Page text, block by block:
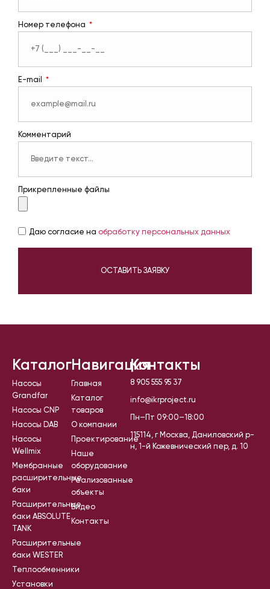
Номер телефона
E-mail
Комментарий
Прикрепленные файлы
Даю согласие на обработку персональных данных
ОСТАВИТЬ ЗАЯВКУ
Каталог
Насосы
Grandfar
Насосы CNP
Насосы DAB
Насосы
Wellmix
Мембранные
расширительные
баки
Расширительные
баки ABSOLUTE
TANK
Расширительные
баки WESTER
Теплообменники
Установки
Навигация
Главная
Каталог
товаров
О компании
Проектирование
Наше
оборудование
Реализованные
объекты
Видео
Контакты
Контакты
8 905 555 95 37
info@ikrproject.ru
Пн–Пт 09:00–18:00
115114, г Москва, Даниловский р-
н, 1-й Кожевнический пер, д. 10